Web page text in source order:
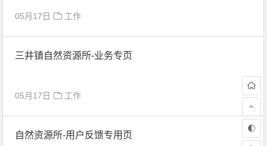
05月17日 工作
三井镇自然资源所-业务专页
05月17日 工作
自然资源所-用户反馈专用页